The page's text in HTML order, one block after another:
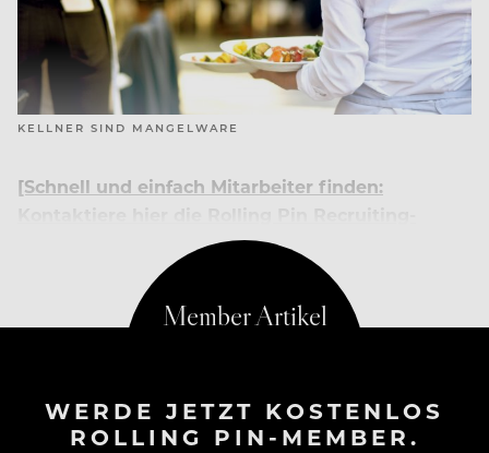
KELLNER SIND MANGELWARE
[Schnell und einfach Mitarbeiter finden:
WERDE JETZT KOSTENLOS
ROLLING PIN-MEMBER.